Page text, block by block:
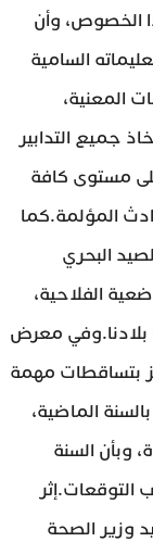
الخصوص، وأن
السامية
المعنية،
جميع التدابير
مستوى كافة
المؤلمة.كما
البحري
الفلاحية،
بلادنا.وفي معرض
بتساقطات مهمة
مقارنة بالسنة الماضية،
وبأن السنة
التوقعات.إثر
وزير الصحة